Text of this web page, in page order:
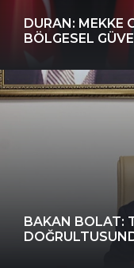
DURAN: MEKKE
BÖLGESEL
BAKAN BOLAT: